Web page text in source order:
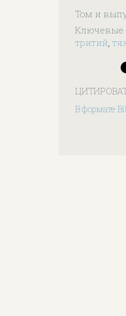
Том и
Ключевые
тритий,
В формате